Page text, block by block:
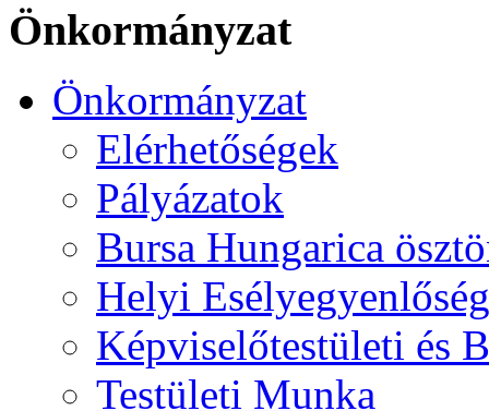
Önkormányzat
Önkormányzat
Elérhetőségek
Pályázatok
Bursa Hungarica
Helyi
Képviselőtestületi és
Testületi Munka